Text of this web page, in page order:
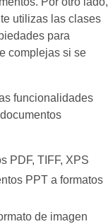
utilizas las clases
para
complejas si se
funcionalidades
PDF, TIFF, XPS
PPT a formatos
de imagen